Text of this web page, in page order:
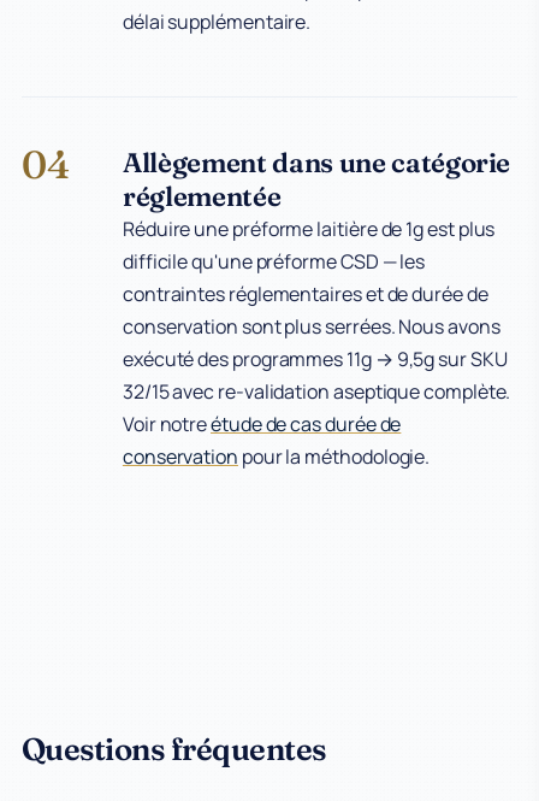
délai supplémentaire.
04
Allègement dans une catégorie
réglementée
Réduire une préforme laitière de 1g est plus
difficile qu'une préforme CSD — les
contraintes réglementaires et de durée de
conservation sont plus serrées. Nous avons
exécuté des programmes 11g → 9,5g sur SKU
32/15 avec re-validation aseptique complète.
Voir notreétude de cas durée de
conservation pour la méthodologie.
Questions fréquentes